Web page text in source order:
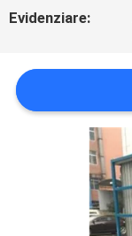
MAPPA
SITO
PRIVACY
Evidenziare: